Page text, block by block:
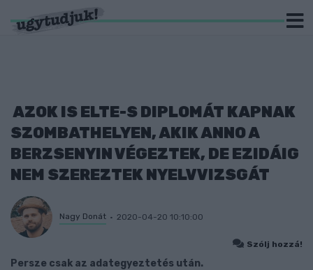
AZOK IS ELTE-S DIPLOMÁT KAPNAK
SZOMBATHELYEN, AKIK ANNO A
BERZSENYIN VÉGEZTEK, DE EZIDÁIG
NEM SZEREZTEK NYELVVIZSGÁT
Nagy Donát 2020-04-20 10:10:00
Szólj hozzá!
Persze csak az adategyeztetés után.